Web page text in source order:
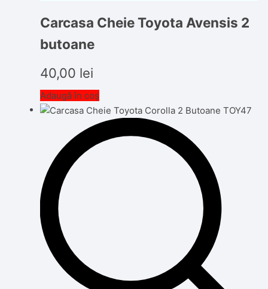
Carcasa Cheie Toyota Avensis 2
butoane
40,00 lei
Adaugă în coș